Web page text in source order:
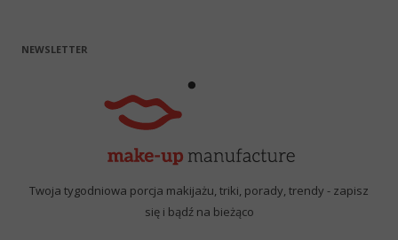
NEWSLETTER
Twoja tygodniowa porcja makijażu, triki, porady, trendy - zapisz
się i bądź na bieżąco